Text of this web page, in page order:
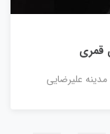
مدینه علیرضایی